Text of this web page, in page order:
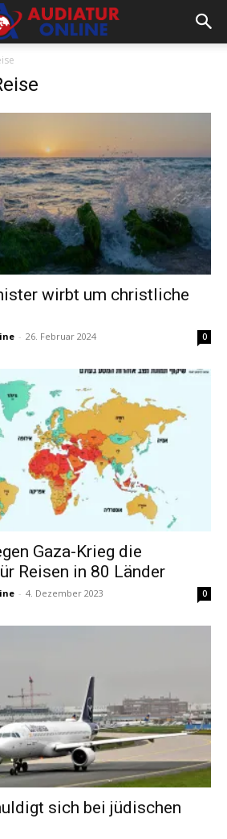
wirbt um christliche
- 26. Februar 2024 0
Gaza-Krieg die
Reisen in 80 Länder
- 4. Dezember 2023 0
sich bei jüdischen